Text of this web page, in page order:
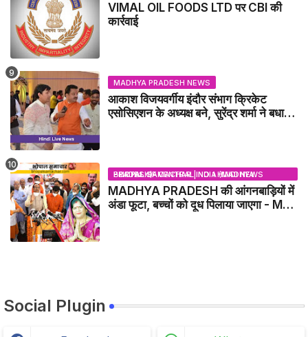
VIMAL OIL FOODS LTD पर CBI की
कार्रवाई
MADHYA PRADESH NEWS
आकाश विजयवर्गीय इंदौर संभाग क्रिकेट
एसोसिएशन के अध्यक्ष बने, सुरेंद्र शर्मा ने बधाई
BHOPAL SAMACHAR | NO 1 HINDI NEWS PORTAL OF CENTRAL INDIA (MADHYA PRADESH)
MADHYA PRADESH की आंगनबाड़ियों में
अंडा फूटा, बच्चों को दूध पिलाया जाएगा - MP
Social Plugin